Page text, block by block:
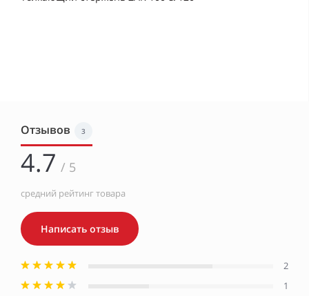
Отзывов 3
4.7 / 5
средний рейтинг товара
Написать отзыв
2
1